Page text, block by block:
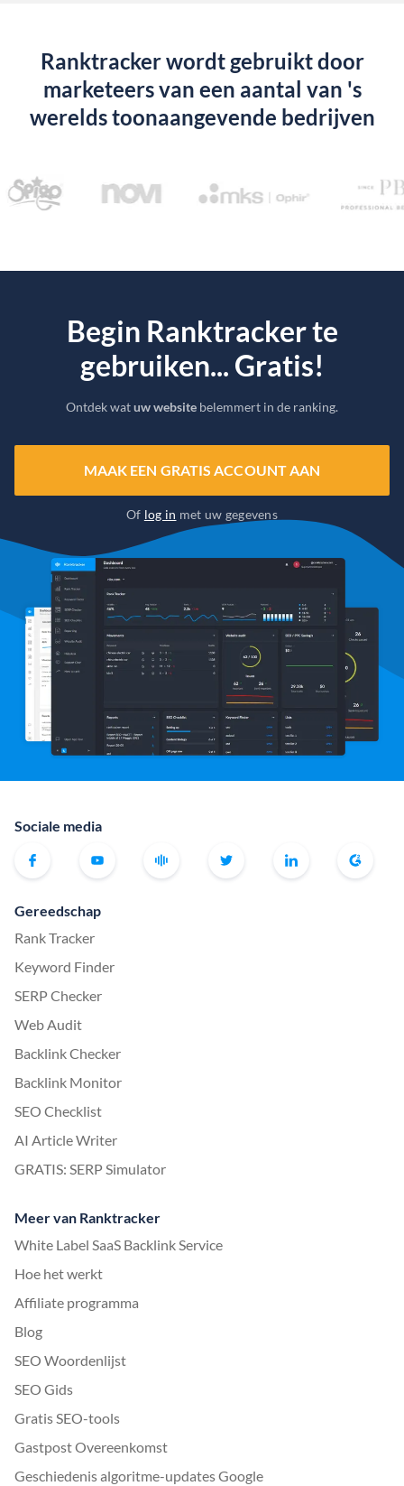
Ranktracker wordt gebruikt door
marketeers van een aantal van 's
werelds toonaangevende bedrijven
Begin Ranktracker te
gebruiken... Gratis!
Ontdek watuw website belemmert in de ranking.
MAAK EEN GRATIS ACCOUNT AAN
Of log in met uw gegevens
Sociale media
Gereedschap
Rank Tracker
Keyword Finder
SERP Checker
Web Audit
Backlink Checker
Backlink Monitor
SEO Checklist
AI Article Writer
GRATIS: SERP Simulator
Meer van Ranktracker
White Label SaaS Backlink Service
Hoe het werkt
Affiliate programma
Blog
SEO Woordenlijst
SEO Gids
Gratis SEO-tools
Gastpost Overeenkomst
Geschiedenis algoritme-updates Google